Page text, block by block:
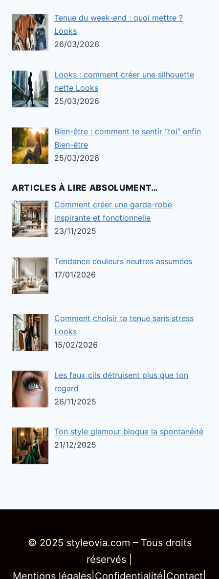
Tenue du week-end : quoi mettre ?
Looks
26/03/2026
Looks : comment créer une silhouette
nette Looks
25/03/2026
Bien-être : comment te sentir “toi” enfin
Bien-être
25/03/2026
ARTICLES À LIRE ABSOLUMENT…
Comment créer une garde-robe
inspirante et fonctionnelle
23/11/2025
Tendance couleurs neutres assumées
17/01/2026
Comment choisir ta tenue sans stress
Looks
15/02/2026
Les faux cils détruisent plus que ton
regard
26/11/2025
Ton style glamour bloque la spontanéité
21/12/2025
© 2025 styleovia.com – Tous droits
réservés |
Mentions légales Confidentialité Contact